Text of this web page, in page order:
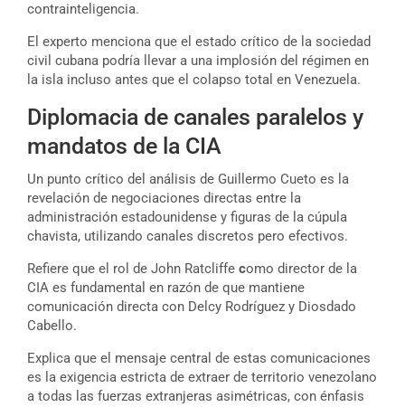
contrainteligencia.
El experto menciona que el estado crítico de la sociedad
civil cubana podría llevar a una implosión del régimen en
la isla incluso antes que el colapso total en Venezuela.
Diplomacia de canales paralelos y
mandatos de la CIA
Un punto crítico del análisis de Guillermo Cueto es la
revelación de negociaciones directas entre la
administración estadounidense y figuras de la cúpula
chavista, utilizando canales discretos pero efectivos.
Refiere que el rol de John Ratcliffe como director de la
CIA es fundamental en razón de que mantiene
comunicación directa con Delcy Rodríguez y Diosdado
Cabello.
Explica que el mensaje central de estas comunicaciones
es la exigencia estricta de extraer de territorio venezolano
a todas las fuerzas extranjeras asimétricas, con énfasis